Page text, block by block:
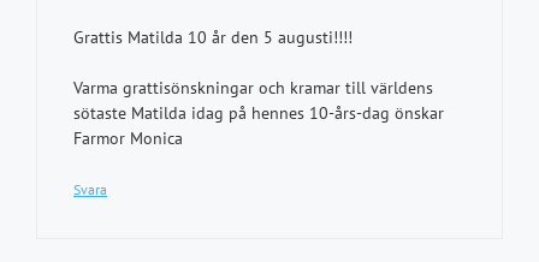
Grattis Matilda 10 år den 5 augusti!!!!
Varma grattisönskningar och kramar till världens
sötaste Matilda idag på hennes 10-års-dag önskar
Farmor Monica
Svara